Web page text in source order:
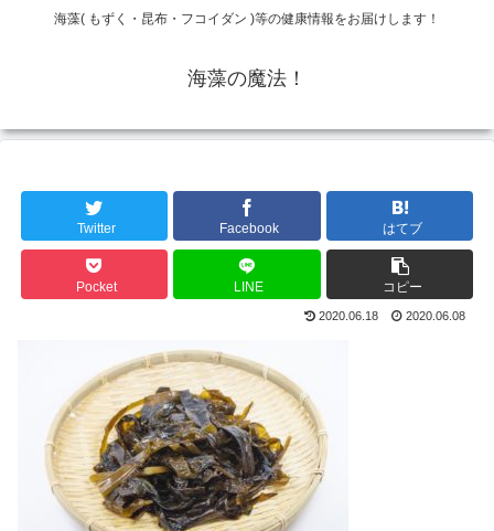
海藻( もずく・昆布・フコイダン )等の健康情報をお届けします！
海藻の魔法！
Twitter Facebook はてブ
Pocket LINE コピー
2020.06.18 2020.06.08